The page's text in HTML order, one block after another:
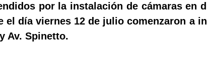
por la instalación de cámaras en
día viernes 12 de julio comenzaron a
Av. Spinetto.